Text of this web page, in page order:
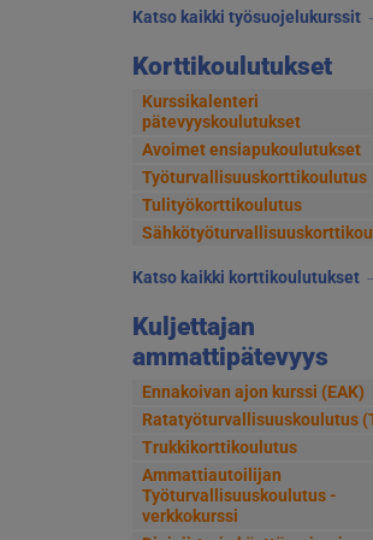
Katso kaikki työsuojelukurssit
Korttikoulutukset
Kurssikalenteri
pätevyyskoulutukset
Avoimet ensiapukoulutukset
Työturvallisuuskorttikoulutus
Tulityökorttikoulutus
Katso kaikki korttikoulutukset
Kuljettajan
ammattipätevyys
Ennakoivan ajon kurssi (EAK)
Ratatyöturvallisuuskoulutus
Trukkikorttikoulutus
Ammattiautoilijan
Työturvallisuuskoulutus -
verkkokurssi